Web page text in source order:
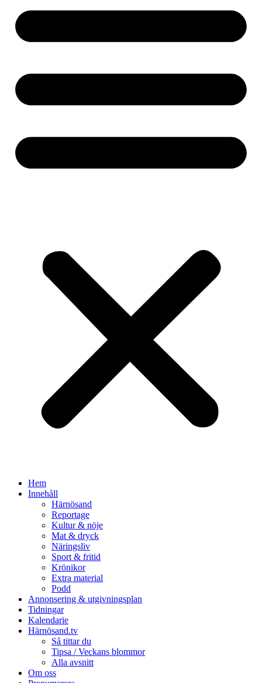
Hem
Innehåll
Härnösand
Reportage
Kultur & nöje
Mat & dryck
Näringsliv
Sport & fritid
Krönikor
Extra material
Podd
Annonsering & utgivningsplan
Tidningar
Kalendarie
Härnösand.tv
Så tittar du
Tipsa / Veckans blommor
Alla avsnitt
Om oss